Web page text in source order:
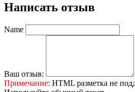
Написать отзыв
Name
Ваш отзыв:
Примечание: HTML разметка не